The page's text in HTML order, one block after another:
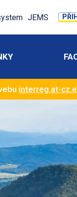
JEMS
interreg.at-